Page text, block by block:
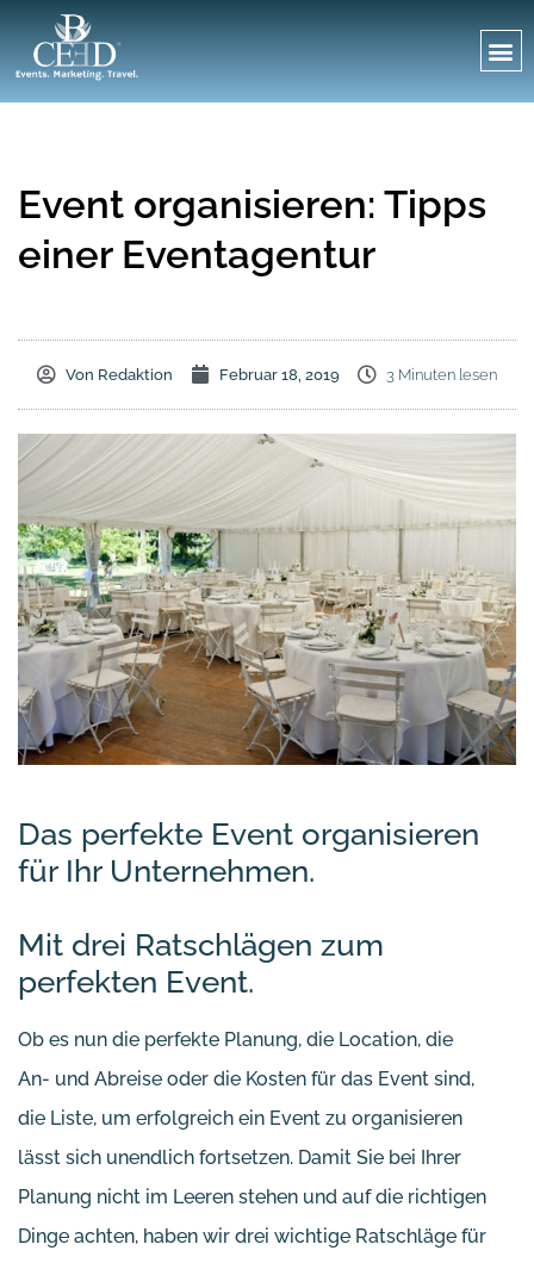
Event organisieren: Tipps
einer Eventagentur
Von Redaktion Februar 18, 2019 3 Minuten lesen
Das perfekte Event organisieren
für Ihr Unternehmen.
Mit drei Ratschlägen zum
perfekten Event.
Ob es nun die perfekte Planung, die Location, die
An- und Abreise oder die Kosten für das Event sind,
die Liste, um erfolgreich ein Event zu organisieren
lässt sich unendlich fortsetzen. Damit Sie bei Ihrer
Planung nicht im Leeren stehen und auf die richtigen
Dinge achten, haben wir drei wichtige Ratschläge für